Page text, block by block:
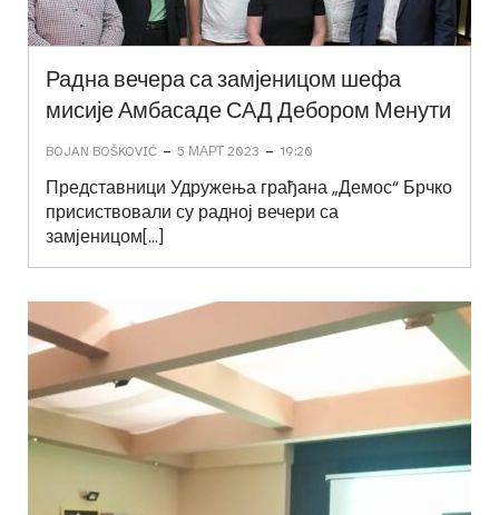
Радна вечера са замјеницом шефа
мисије Амбасаде САД Дебором Менути
BOJAN BOŠKOVIĆ - 5 МАРТ 2023 - 19:20
Представници Удружења грађана „Демос“ Брчко
присиствовали су радној вечери са
замјеницом[…]